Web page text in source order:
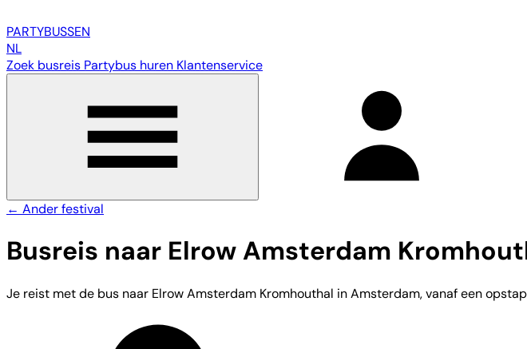
PARTYBUSSEN
NL
Zoek busreis Partybus huren Klantenservice
← Ander festival
Busreis naar Elrow Amsterdam
Je reist met de bus naar Elrow Amsterdam Kromhouthal in Amsterdam, vanaf een